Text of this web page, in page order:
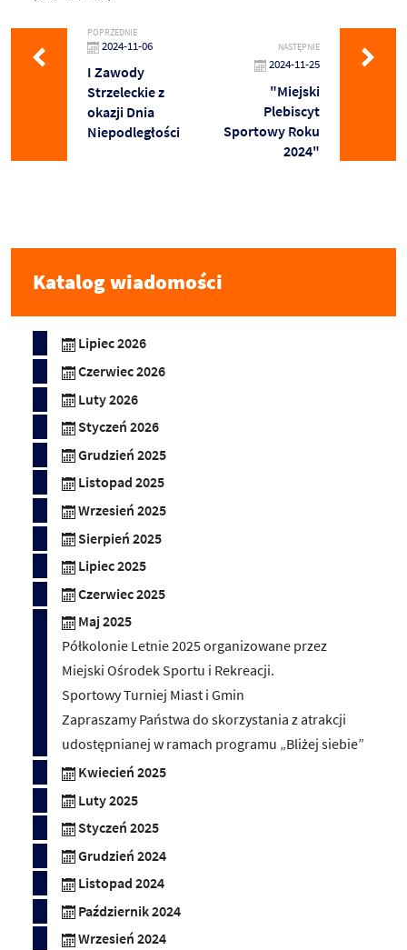
POPRZEDNIE
2024-11-06
I Zawody
Strzeleckie z
okazji Dnia
Niepodległości
NASTĘPNIE
2024-11-25
"Miejski
Plebiscyt
Sportowy Roku
2024"
Katalog wiadomości
Lipiec 2026
Czerwiec 2026
Luty 2026
Styczeń 2026
Grudzień 2025
Listopad 2025
Wrzesień 2025
Sierpień 2025
Lipiec 2025
Czerwiec 2025
Maj 2025
Półkolonie Letnie 2025 organizowane przez
Miejski Ośrodek Sportu i Rekreacji.
Sportowy Turniej Miast i Gmin
Zapraszamy Państwa do skorzystania z atrakcji
udostępnianej w ramach programu „Bliżej siebie”
Kwiecień 2025
Luty 2025
Styczeń 2025
Grudzień 2024
Listopad 2024
Październik 2024
Wrzesień 2024